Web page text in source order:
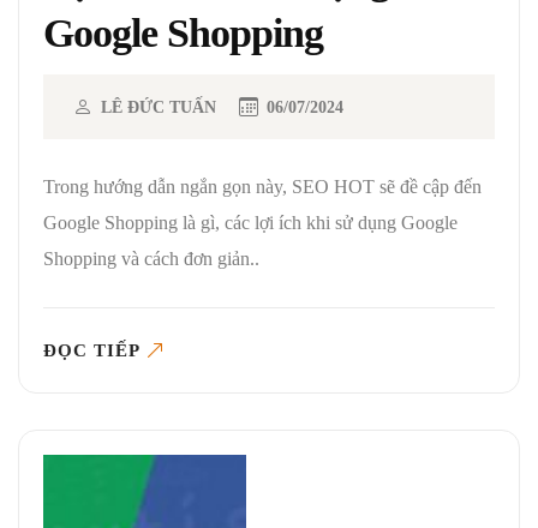
Google Shopping
LÊ ĐỨC TUẤN 06/07/2024
Trong hướng dẫn ngắn gọn này, SEO HOT sẽ đề cập đến
Google Shopping là gì, các lợi ích khi sử dụng Google
Shopping và cách đơn giản..
ĐỌC TIẾP